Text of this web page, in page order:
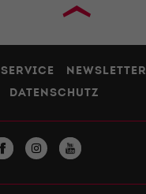
›
SERVICE
NEWSLETTER
DATENSCHUTZ